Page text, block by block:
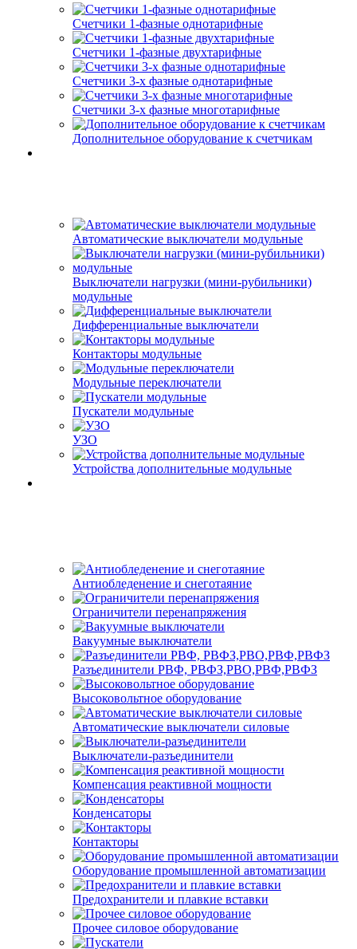
Счетчики 1-фазные однотарифные
Счетчики 1-фазные двухтарифные
Счетчики 3-х фазные однотарифные
Счетчики 3-х фазные многотарифные
Дополнительное оборудование к счетчикам
Автоматические выключатели модульные
Выключатели нагрузки (мини-рубильники)
модульные
Дифференциальные выключатели
Контакторы модульные
Модульные переключатели
Пускатели модульные
УЗО
Устройства дополнительные модульные
Антиобледенение и снеготаяние
Ограничители перенапряжения
Вакуумные выключатели
Разъединители РВФ, РВФЗ,РВО,РВФ,РВФЗ
Высоковольтное оборудование
Автоматические выключатели cиловые
Выключатели-разъединители
Компенсация реактивной мощности
Конденсаторы
Контакторы
Оборудование промышленной автоматизации
Предохранители и плавкие вставки
Прочее силовое оборудование